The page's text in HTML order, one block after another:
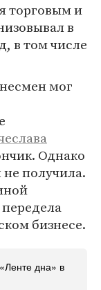
торговым и
в
в том числе
мог
Однако
получила.
бизнесе.
дна» в